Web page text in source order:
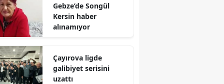
Hakkari
Isparta
Mersin
Gebze’de Songül
Kersin haber
alınamıyor
Çayırova ligde
galibiyet serisini
uzattı